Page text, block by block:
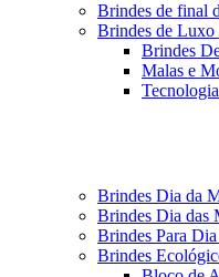
Brindes de final
Brindes de Luxo
Brindes
Malas e
Tecnologia
Brindes Dia da
Brindes Dia das
Brindes Para
Brindes